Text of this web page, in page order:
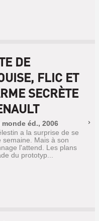
DE
FLIC ET
SECRÈTE
éd., 2006
a la surprise de se
Mais à son
l'attend. Les plans
du prototyp...